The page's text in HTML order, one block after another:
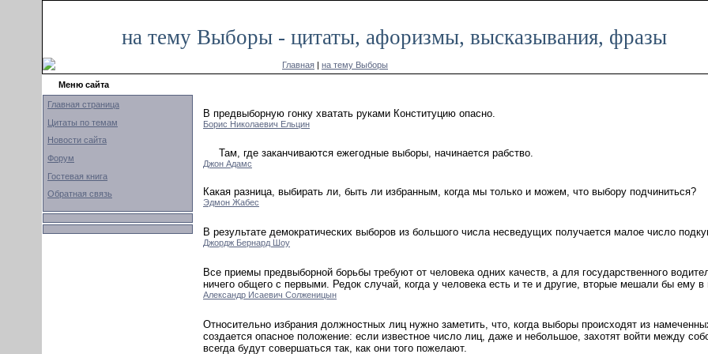
на тему Выборы - цитаты, афоризмы, высказывания, фразы
Главная | на тему Выборы
Меню сайта
Главная страница
Цитаты по темам
Новости сайта
Форум
Гостевая книга
Обратная связь
В предвыборную гонку хватать руками Конституцию опасно.
Борис Николаевич Ельцин
Там, где заканчиваются ежегодные выборы, начинается рабство.
Джон Адамс
Какая разница, выбирать ли, быть ли избранным, когда мы только и можем, что выбору подчиниться?
Эдмон Жабес
В результате демократических выборов из большого числа несведущих получается малое число
Джордж Бернард Шоу
Все приемы предвыборной борьбы требуют от человека одних качеств, а для государственного
ничего общего с первыми. Редок случай, когда у человека есть и те и другие, вторые мешали бы ему
Александр Исаевич Солженицын
Относительно избрания должностных лиц нужно заметить, что, когда выборы происходят из
создается опасное положение: если известное число лиц, даже и небольшое, захотят войти между
всегда будут совершаться так, как они того пожелают.